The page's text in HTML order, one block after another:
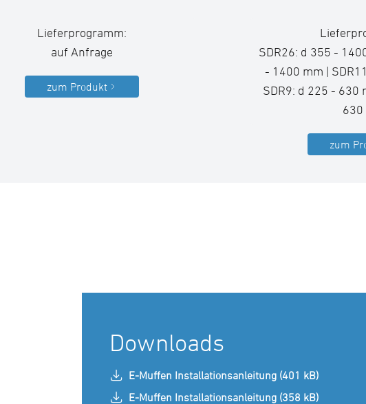
Lieferprogramm:
auf Anfrage
zum Produkt
SDR26: d 355 -
- 1400 mm |
SDR9: d 225 - 630
630
zum
Downloads
E-Muffen Installationsanleitung (401 kB)
E-Muffen Installationsanleitung (358 kB)